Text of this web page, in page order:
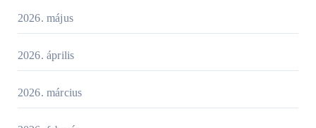
2026. május
2026. április
2026. március